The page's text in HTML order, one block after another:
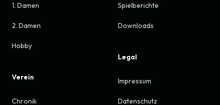
1. Damen
2. Damen
Hobby
Verein
Chronik
Spielberichte
Downloads
Legal
Impressum
Datenschutz